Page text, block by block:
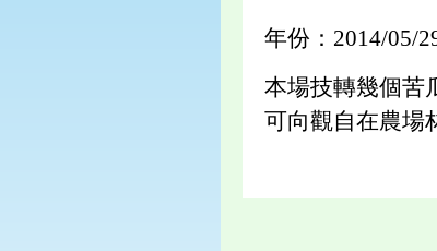
年份：2014/05/
本場技轉幾個苦
可向觀自在農場